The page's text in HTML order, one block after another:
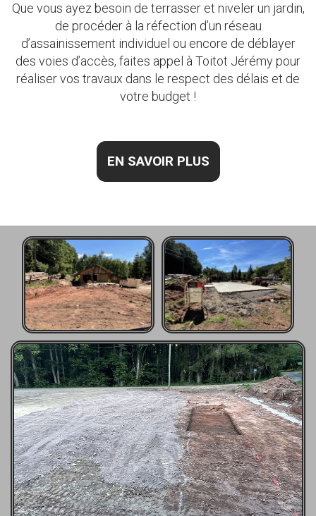
Que vous ayez besoin de terrasser et niveler un jardin,
de procéder à la réfection d’un réseau
d’assainissement individuel ou encore de déblayer
des voies d’accès, faites appel à Toitot Jérémy pour
réaliser vos travaux dans le respect des délais et de
votre budget !
EN SAVOIR PLUS